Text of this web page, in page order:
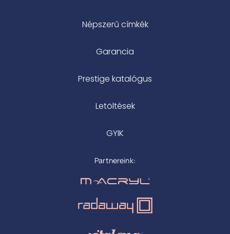
Népszerű címkék
Garancia
Prestige katalógus
Letöltések
GYIK
Partnereink: